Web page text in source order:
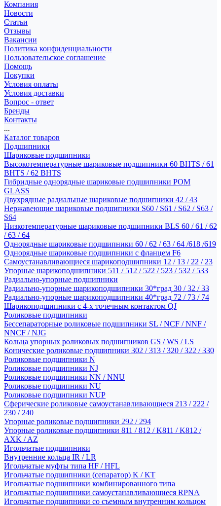
Компания
Новости
Статьи
Отзывы
Вакансии
Политика конфиденциальности
Пользовательское соглашение
Помощь
Покупки
Условия оплаты
Условия доставки
Вопрос - ответ
Бренды
Контакты
...
Каталог товаров
Подшипники
Шариковые подшипники
Высокотемпературные шариковые подшипники 60 BHTS / 61
BHTS / 62 BHTS
Гибридные однорядные шариковые подшипники POM
GLASS
Двухрядные радиальные шариковые подшипники 42 / 43
Нержавеющие шариковые подшипники S60 / S61 / S62 / S63 /
S64
Низкотемпературные шариковые подшипники BLS 60 / 61 / 62
/ 63 / 64
Однорядные шариковые подшипники 60 / 62 / 63 / 64 /618 /619
Однорядные шариковые подшипники с фланцем F6
Самоустанавливающиеся шарикоподшипники 12 / 13 / 22 / 23
Упорные шарикоподшипники 511 / 512 / 522 / 523 / 532 / 533
Радиально-упорные подшипники
Радиально-упорные шарикоподшипники 30*град 30 / 32 / 33
Радиально-упорные шарикоподшипники 40*град 72 / 73 / 74
Шарикоподшипники с 4-х точечным контактом QJ
Роликовые подшипники
Бессепараторные роликовые подшипники SL / NCF / NNF /
NNCF / NJG
Кольца упорных роликовых подшипников GS / WS / LS
Конические роликовые подшипники 302 / 313 / 320 / 322 / 330
Роликовые подшипники N
Роликовые подшипники NJ
Роликовые подшипники NN / NNU
Роликовые подшипники NU
Роликовые подшипники NUP
Сферические роликовые самоустанавливающиеся 213 / 222 /
230 / 240
Упорные роликовые подшипники 292 / 294
Упорные роликовые подшипники 811 / 812 / K811 / K812 /
AXK / AZ
Игольчатые подшипники
Внутренние кольца IR / LR
Игольчатые муфты типа HF / HFL
Игольчатые подшипники (сепаратор) K / KT
Игольчатые подшипники комбинированного типа
Игольчатые подшипники самоустанавливающиеся RPNA
Игольчатые подшипники со съемным внутренним кольцом